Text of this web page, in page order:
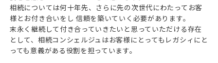
相続については何十年先、さらに先の次世代にわたってお客
様とお付き合いをし 信頼を築いていく必要があります。
末永く継続して付き合っていきたいと思っていただける存在
として、相続コンシェルジュはお客様にとってもレガシィにと
っても意義がある役割を担っています。